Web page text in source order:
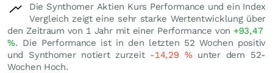
Die Synthomer Aktien Kurs Performance und ein Index
Vergleich zeigt eine sehr starke Wertentwicklung über
den Zeitraum von 1 Jahr mit einer Performance von +93,47
%. Die Performance ist in den letzten 52 Wochen positiv
und Synthomer notiert zurzeit -14,29 %unter dem 52-
Wochen Hoch.